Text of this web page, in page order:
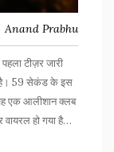
Anand Prabhu
टीज़र जारी
है। 59 सेकंड के इस
एक आलीशान क्लब
हो गया है